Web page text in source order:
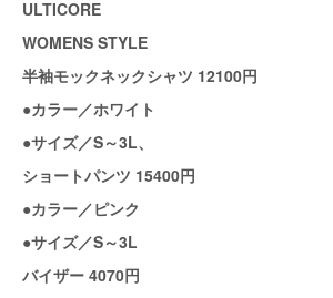
ULTICORE
WOMENS STYLE
半袖モックネックシャツ 12100円
●カラー／ホワイト
●サイズ／S～3L、
ショートパンツ 15400円
●カラー／ピンク
●サイズ／S～3L
バイザー 4070円